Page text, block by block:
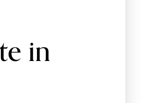
in